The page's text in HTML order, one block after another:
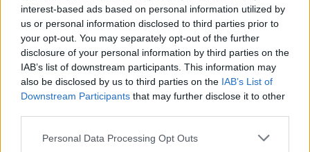
interest-based ads based on personal information utilized by
us or personal information disclosed to third parties prior to
your opt-out. You may separately opt-out of the further
disclosure of your personal information by third parties on the
IAB’s list of downstream participants. This information may
also be disclosed by us to third parties on the IAB’s List of
Downstream Participants that may further disclose it to other
Please note that this website/app uses one or more Google
Personal Data Processing Opt Outs